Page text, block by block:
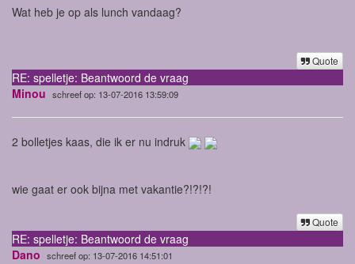
Wat heb je op als lunch vandaag?
Quote
RE: spelletje: Beantwoord de vraag
Minou schreef op: 13-07-2016 13:59:09
2 bolletjes kaas, die ik er nu indruk
wie gaat er ook bijna met vakantie?!?!?!
Quote
RE: spelletje: Beantwoord de vraag
Dano schreef op: 13-07-2016 14:51:01